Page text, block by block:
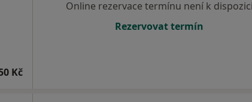
Kč
Online rezervace termínu není k dispozici
Rezervovat termín